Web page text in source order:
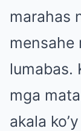
marahas
mensahe
lumabas.
mga
akala